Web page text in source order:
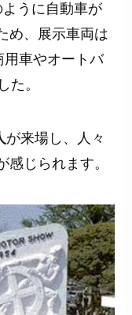
うに自動車が
め、展示車両は
用車やオートバ
た。
が来場し、人々
じられます。